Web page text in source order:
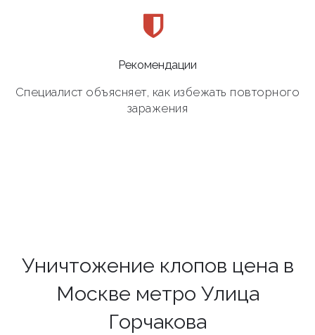
Рекомендации
Специалист объясняет, как избежать повторного
заражения
Уничтожение клопов цена в
Москве метро Улица
Горчакова